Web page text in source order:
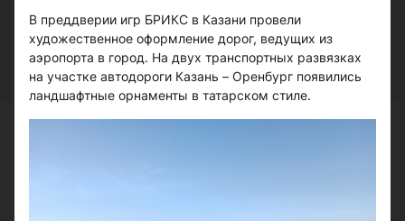
В преддверии игр БРИКС в Казани провели
художественное оформление дорог, ведущих из
аэропорта в город. На двух транспортных развязках
на участке автодороги Казань – Оренбург появились
ландшафтные орнаменты в татарском стиле.